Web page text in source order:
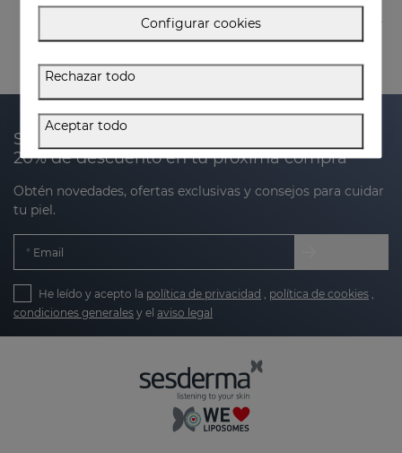
Suscríbete a nuestra newsletter y recibe un
20% de descuento en tu próxima compra
Obtén novedades, ofertas exclusivas y consejos para cuidar
tu piel.
Email
He leído y acepto la política de privacidad , política de cookies ,
condiciones generales y el aviso legal
Configurar cookies
Rechazar todo
Aceptar todo